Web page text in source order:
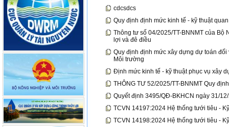
cdcsdcs
Quy định định mức kinh tế - kỹ thuật
Thông tư số 04/2025/TT-BNNMT của
lợi và đê điều
Quy định định mức xây dựng dự toán
Môi trường
Định mức kinh tế - kỹ thuật phục vụ xây
THÔNG TƯ 52/2025/TT-BNNMT Quy
Quyết định 3495/QĐ-BKHCN ngày 31/
TCVN 14197:2024 Hệ thống tưới tiêu -
TCVN 14198:2024 Hệ thống tưới tiêu -